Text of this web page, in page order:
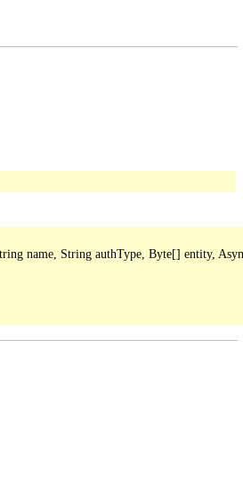
name, String authType, Byte[] entity,